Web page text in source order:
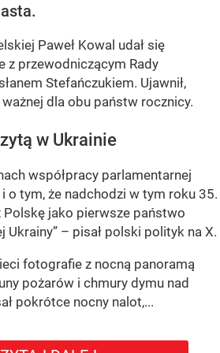
Paweł Kowal udał się
z przewodniczącym Rady
Stefańczukiem. Ujawnił,
dla obu państw rocznicy.
w Ukrainie
współpracy parlamentarnej
o tym, że nadchodzi w tym roku 35.
Polskę jako pierwsze państwo
Ukrainy” – pisał polski polityk na X.
fotografie z nocną panoramą
pożarów i chmury dymu nad
pokrótce nocny nalot,...